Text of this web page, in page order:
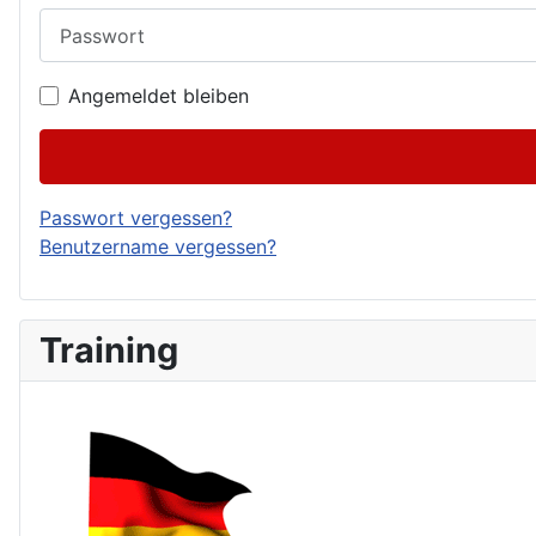
Angemeldet bleiben
Passwort vergessen?
Benutzername vergessen?
Training